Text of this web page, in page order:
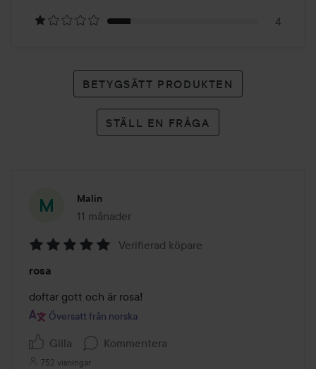
4
BETYGSÄTT PRODUKTEN
STÄLL EN FRÅGA
Malin
11 månader
Inlägget skapades 11 månader
5
av
5
Verifierad köpare
rosa
doftar gott och är rosa!
Översatt från norska
Gilla Kommentera
752 visningar